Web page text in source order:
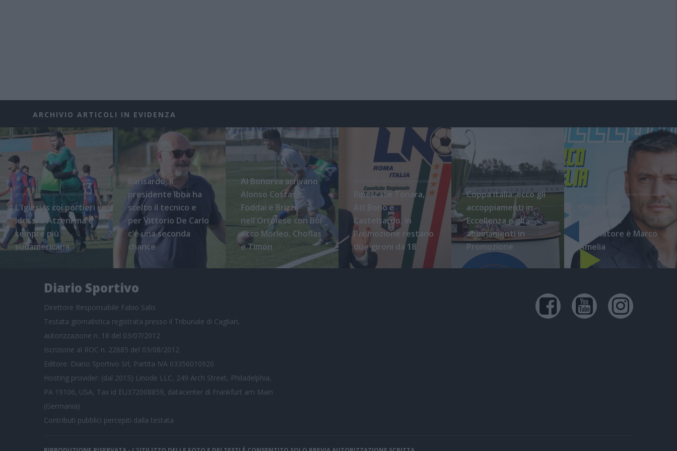
ARCHIVIO ARTICOLI IN EVIDENZA
L'Iglesias coi portieri
Idrissi e Atzeni ma è
sempre più
sudamericana
Barisardo, il
presidente Ibba ha
scelto il tecnico e
per Vittorio De Carlo
c'è una seconda
chance
Al Bonorva arrivano
Alonso Costas,
Foddai e Brizzi,
nell'Orrolese con Boi
ecco Morleo, Choflas
e Timon
Ripescate Tonara,
Atl Bono e
Castelsardo, in
Promozione restano
due gironi da 18
Coppa Italia: ecco gli
accoppiamenti in
Eccellenza e gli
abbinamenti in
Promozione
l'ufficialità:
l'allenatore è Marco
Amelia
Diario Sportivo
Direttore Responsabile Fabio Salis
Testata giornalistica registrata presso il Tribunale di Cagliari,
autorizzazione n. 18 del 03/07/2012
Iscrizione al ROC n. 22685 del 03/08/2012
Editore: Diario Sportivo Srl, Partita IVA 03356010920
Hosting provider: (dal 2015) Linode LLC, 249 Arch Street, Philadelphia,
PA 19106, USA, Tax id EU372008859, datacenter di Frankfurt am Main
(Germania)
Contributi pubblici percepiti dalla testata